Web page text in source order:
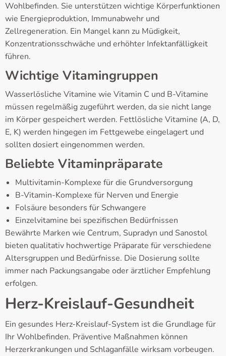
Wohlbefinden. Sie unterstützen wichtige Körperfunktionen
wie Energieproduktion, Immunabwehr und
Zellregeneration. Ein Mangel kann zu Müdigkeit,
Konzentrationsschwäche und erhöhter Infektanfälligkeit
führen.
Wichtige Vitamingruppen
Wasserlösliche Vitamine wie Vitamin C und B-Vitamine
müssen regelmäßig zugeführt werden, da sie nicht lange
im Körper gespeichert werden. Fettlösliche Vitamine (A, D,
E, K) werden hingegen im Fettgewebe eingelagert und
sollten dosiert eingenommen werden.
Beliebte Vitaminpräparate
Multivitamin-Komplexe für die Grundversorgung
B-Vitamin-Komplexe für Nerven und Energie
Folsäure besonders für Schwangere
Einzelvitamine bei spezifischen Bedürfnissen
Bewährte Marken wie Centrum, Supradyn und Sanostol
bieten qualitativ hochwertige Präparate für verschiedene
Altersgruppen und Bedürfnisse. Die Dosierung sollte
immer nach Packungsangabe oder ärztlicher Empfehlung
erfolgen.
Herz-Kreislauf-Gesundheit
Ein gesundes Herz-Kreislauf-System ist die Grundlage für
Ihr Wohlbefinden. Präventive Maßnahmen können
Herzerkrankungen und Schlaganfälle wirksam vorbeugen.